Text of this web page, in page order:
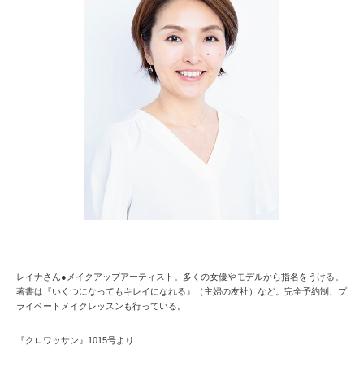
レイナさん●メイクアップアーティスト。多くの女優やモデルから指名をうける。
著書は『いくつになってもキレイになれる』（主婦の友社）など。完全予約制、プ
ライベートメイクレッスンも行っている。
『クロワッサン』1015号より